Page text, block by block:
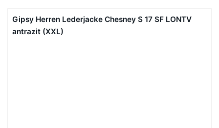
Gipsy Herren Lederjacke Chesney S 17 SF LONTV
antrazit (XXL)